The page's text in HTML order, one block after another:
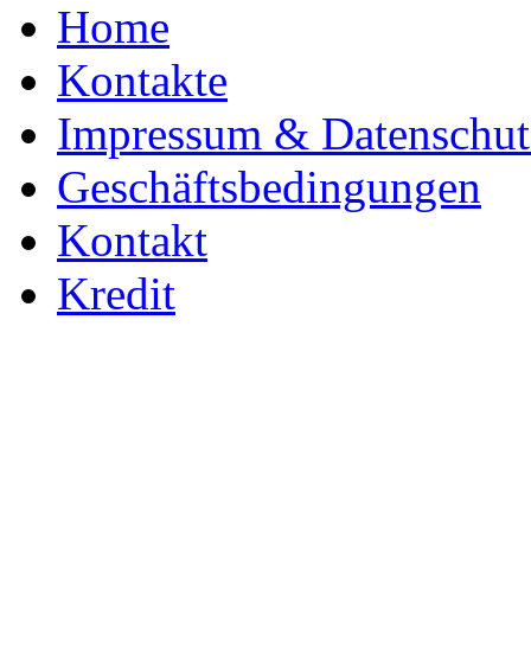
Home
Kontakte
Impressum &
Geschäftsbedingungen
Kontakt
Kredit